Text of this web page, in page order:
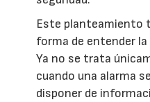
Este planteamiento
forma de entender
Ya no se trata
cuando una alarma
disponer de